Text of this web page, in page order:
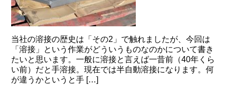
当社の溶接の歴史は「その2」で触れましたが、今回は
「溶接」という作業がどういうものなのかについて書き
たいと思います。一般に溶接と言えば一昔前（40年くら
い前）だと手溶接。現在では半自動溶接になります。何
が違うかというと手 […]